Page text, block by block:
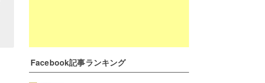
Facebook記事ランキング